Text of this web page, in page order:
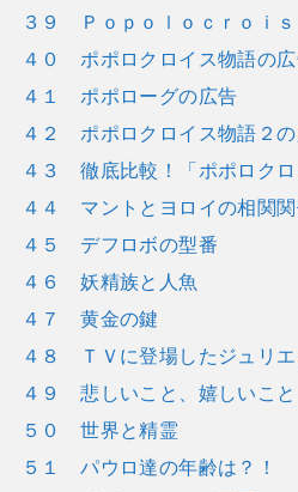
３９ Ｐｏｐｏｌｏｃｒｏｉ
４０ ポポロクロイス物語の
４１ ポポローグの広告
４２ ポポロクロイス物語２
４３ 徹底比較！「ポポロク
４４ マントとヨロイの相関
４５ デフロボの型番
４６ 妖精族と人魚
４７ 黄金の鍵
４８ ＴＶに登場したジュリ
４９ 悲しいこと、嬉しいこと
５０ 世界と精霊
５１ パウロ達の年齢は？！